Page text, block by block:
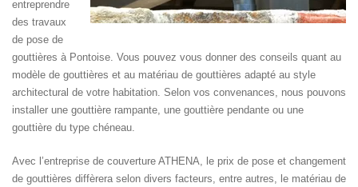
entreprendre
des travaux
de pose de
gouttières à Pontoise. Vous pouvez vous donner des conseils quant au
modèle de gouttières et au matériau de gouttières adapté au style
architectural de votre habitation. Selon vos convenances, nous pouvons
installer une gouttière rampante, une gouttière pendante ou une
gouttière du type chéneau.
Avec l’entreprise de couverture ATHENA, le prix de pose et changement
de gouttières diffèrera selon divers facteurs, entre autres, le matériau de